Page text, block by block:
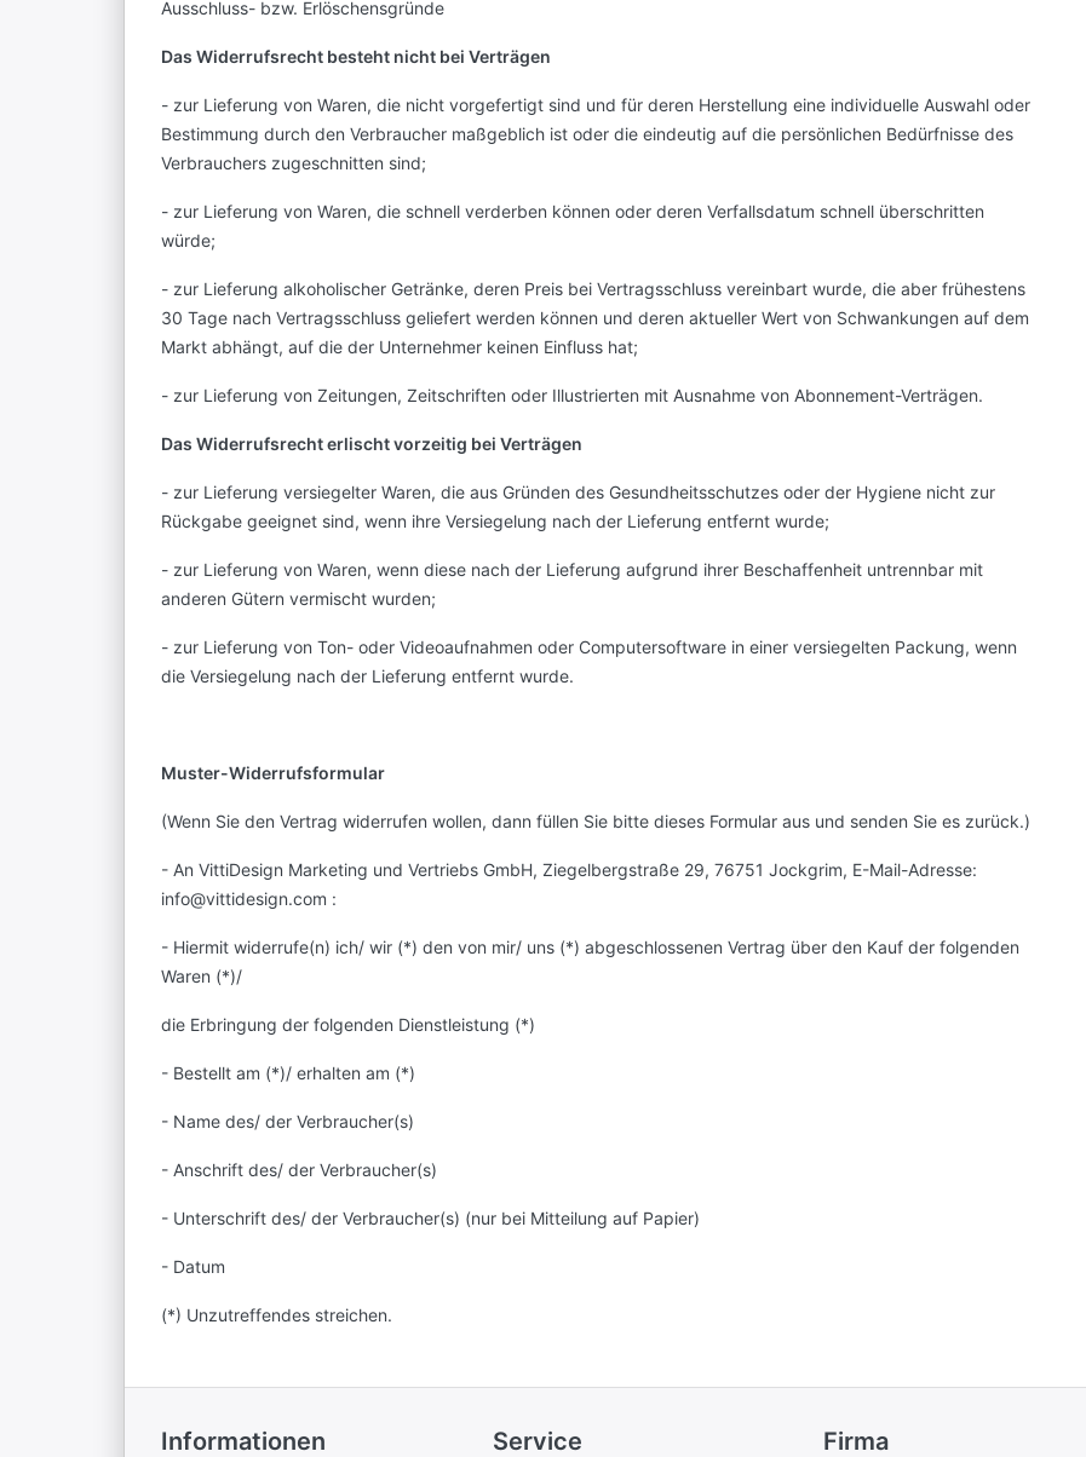
Ausschluss- bzw. Erlöschensgründe
Das Widerrufsrecht besteht nicht bei Verträgen
- zur Lieferung von Waren, die nicht vorgefertigt sind und für deren Herstellung eine individuelle Auswahl oder
Bestimmung durch den Verbraucher maßgeblich ist oder die eindeutig auf die persönlichen Bedürfnisse des
Verbrauchers zugeschnitten sind;
- zur Lieferung von Waren, die schnell verderben können oder deren Verfallsdatum schnell überschritten
würde;
- zur Lieferung alkoholischer Getränke, deren Preis bei Vertragsschluss vereinbart wurde, die aber frühestens
30 Tage nach Vertragsschluss geliefert werden können und deren aktueller Wert von Schwankungen auf dem
Markt abhängt, auf die der Unternehmer keinen Einfluss hat;
- zur Lieferung von Zeitungen, Zeitschriften oder Illustrierten mit Ausnahme von Abonnement-Verträgen.
Das Widerrufsrecht erlischt vorzeitig bei Verträgen
- zur Lieferung versiegelter Waren, die aus Gründen des Gesundheitsschutzes oder der Hygiene nicht zur
Rückgabe geeignet sind, wenn ihre Versiegelung nach der Lieferung entfernt wurde;
- zur Lieferung von Waren, wenn diese nach der Lieferung aufgrund ihrer Beschaffenheit untrennbar mit
anderen Gütern vermischt wurden;
- zur Lieferung von Ton- oder Videoaufnahmen oder Computersoftware in einer versiegelten Packung, wenn
die Versiegelung nach der Lieferung entfernt wurde.
Muster-Widerrufsformular
(Wenn Sie den Vertrag widerrufen wollen, dann füllen Sie bitte dieses Formular aus und senden Sie es zurück.)
- An VittiDesign Marketing und Vertriebs GmbH, Ziegelbergstraße 29, 76751 Jockgrim, E-Mail-Adresse:
info@vittidesign.com :
- Hiermit widerrufe(n) ich/ wir (*) den von mir/ uns (*) abgeschlossenen Vertrag über den Kauf der folgenden
Waren (*)/
die Erbringung der folgenden Dienstleistung (*)
- Bestellt am (*)/ erhalten am (*)
- Name des/ der Verbraucher(s)
- Anschrift des/ der Verbraucher(s)
- Unterschrift des/ der Verbraucher(s) (nur bei Mitteilung auf Papier)
- Datum
(*) Unzutreffendes streichen.
Informationen Service Firma